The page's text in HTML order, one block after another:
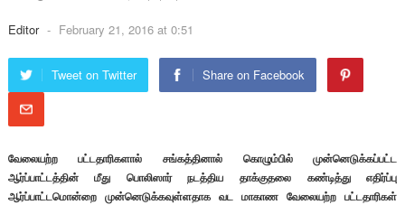
Editor - February 21, 2016 at 0:51
Tweet on Twitter Share on Facebook
வேலையற்ற பட்டதாரிகளால் சங்கத்தினால் கொழும்பில் முன்னெடுக்கப்பட்ட
ஆர்ப்பாட்டத்தின் மீது பொலிஸார் நடத்திய தாக்குதலை கண்டித்து எதிர்ப்பு
ஆர்ப்பாட்டமொன்றை முன்னெடுக்கவுள்ளதாக வட மாகாண வேலையற்ற பட்டதாரிகள்